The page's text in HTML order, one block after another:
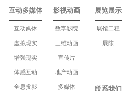
互动多媒体
互动媒体
虚拟现实
增强现实
体感互动
全息投影
影视动画
数字影院
三维动画
宣传片
地产动画
多媒体
展览展示
展馆工程
展陈
联系我们